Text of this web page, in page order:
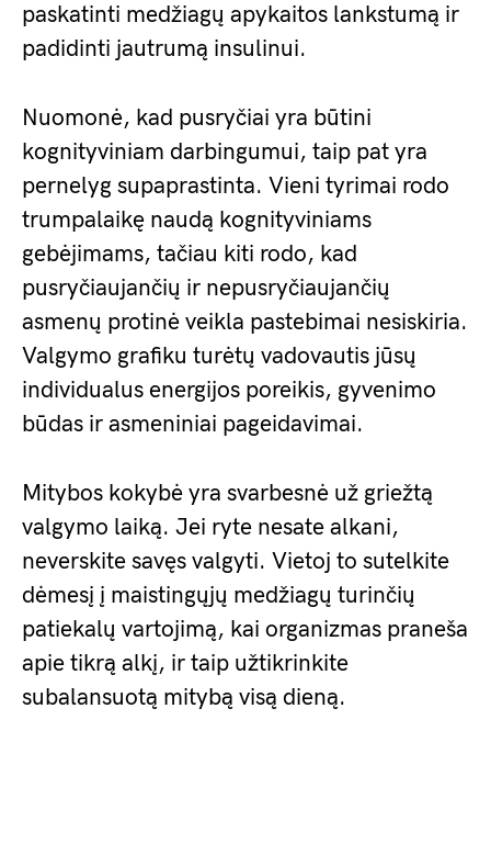
paskatinti medžiagų apykaitos lankstumą ir
padidinti jautrumą insulinui.
Nuomonė, kad pusryčiai yra būtini
kognityviniam darbingumui, taip pat yra
pernelyg supaprastinta. Vieni tyrimai rodo
trumpalaikę naudą kognityviniams
gebėjimams, tačiau kiti rodo, kad
pusryčiaujančių ir nepusryčiaujančių
asmenų protinė veikla pastebimai nesiskiria.
Valgymo grafiku turėtų vadovautis jūsų
individualus energijos poreikis, gyvenimo
būdas ir asmeniniai pageidavimai.
Mitybos kokybė yra svarbesnė už griežtą
valgymo laiką. Jei ryte nesate alkani,
neverskite savęs valgyti. Vietoj to sutelkite
dėmesį į maistingųjų medžiagų turinčių
patiekalų vartojimą, kai organizmas praneša
apie tikrą alkį, ir taip užtikrinkite
subalansuotą mitybą visą dieną.